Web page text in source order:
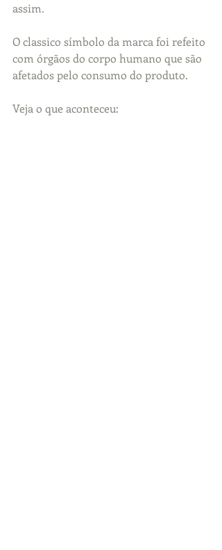
assim.
O classico símbolo da marca foi refeito
com órgãos do corpo humano que são
afetados pelo consumo do produto.
Veja o que aconteceu: